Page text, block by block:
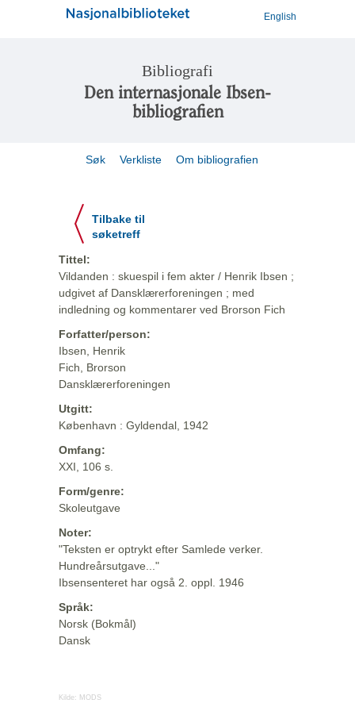
English
Bibliografi
Den internasjonale Ibsen-
bibliografien
Søk Verkliste Om bibliografien
Tilbake til
søketreff
Tittel:
Vildanden : skuespil i fem akter / Henrik Ibsen ;
udgivet af Dansklærerforeningen ; med
indledning og kommentarer ved Brorson Fich
Forfatter/person:
Ibsen, Henrik
Fich, Brorson
Dansklærerforeningen
Utgitt:
København : Gyldendal, 1942
Omfang:
XXI, 106 s.
Form/genre:
Skoleutgave
Noter:
"Teksten er optrykt efter Samlede verker.
Hundreårsutgave..."
Ibsensenteret har også 2. oppl. 1946
Språk:
Norsk (Bokmål)
Dansk
Kilde: MODS